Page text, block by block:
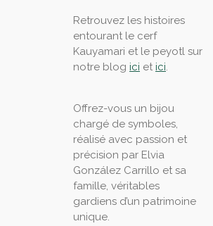
Retrouvez les histoires
entourant le cerf
Kauyamari et le peyotl sur
notre blog ici et ici.
Offrez-vous un bijou
chargé de symboles,
réalisé avec passion et
précision par Elvia
González Carrillo et sa
famille, véritables
gardiens d’un patrimoine
unique.